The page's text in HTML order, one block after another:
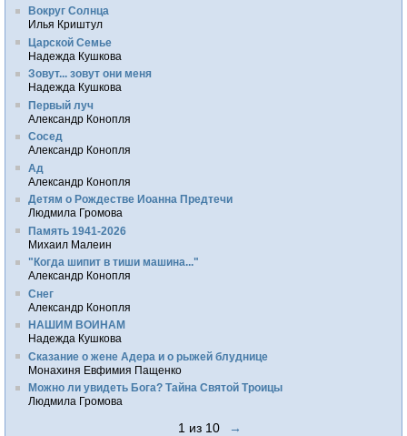
Вокруг Солнца
Илья Криштул
Царской Семье
Надежда Кушкова
Зовут... зовут они меня
Надежда Кушкова
Первый луч
Александр Конопля
Сосед
Александр Конопля
Ад
Александр Конопля
Детям о Рождестве Иоанна Предтечи
Людмила Громова
Память 1941-2026
Михаил Малеин
"Когда шипит в тиши машина..."
Александр Конопля
Снег
Александр Конопля
НАШИМ ВОИНАМ
Надежда Кушкова
Сказание о жене Адера и о рыжей блуднице
Монахиня Евфимия Пащенко
Можно ли увидеть Бога? Тайна Святой Троицы
Людмила Громова
1 из 10 →